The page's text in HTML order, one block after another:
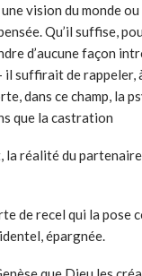
vision du monde
Qu’il suffise,
d’aucune façon
de rappeler, à
dans ce champ, la
que la castration
la réalité du
de recel qui la pose
épargnée.